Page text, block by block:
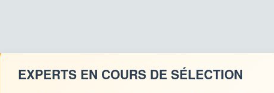
EXPERTS EN COURS DE SÉLECTION